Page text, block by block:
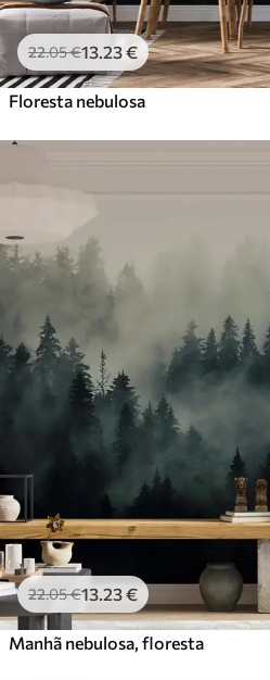
81.6749.00€/m²
22.05€13.23€
Floresta nebulosa
22.05€13.23€
Manhã nebulosa, floresta